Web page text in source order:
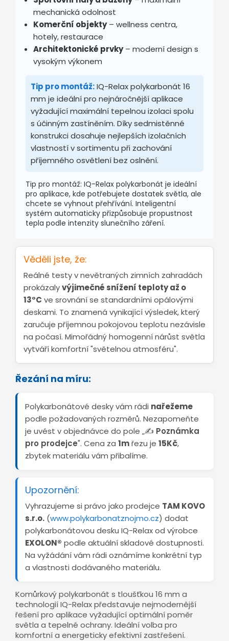
mechanická odolnost
Komerční objekty– wellness centra,
hotely, restaurace
Architektonické prvky– moderní design s
vysokým výkonem
Tip pro montáž:IQ-Relax polykarbonát 16
mm je ideální pro nejnáročnější aplikace
vyžadující maximální tepelnou izolaci spolu
s účinným zastíněním. Díky sedmistěnné
konstrukci dosahuje nejlepších izolačních
vlastností v sortimentu při zachování
příjemného osvětlení bez oslnění.
Tip pro montáž: IQ-Relax polykarbonát je ideální
pro aplikace, kde potřebujete dostatek světla, ale
chcete se vyhnout přehřívání. Inteligentní
systém automaticky přizpůsobuje propustnost
tepla podle intenzity slunečního záření.
Věděli jste, že:
Reálné testy v nevětraných zimních zahradách
prokázalyvýjimečné snížení teploty až o
13°C ve srovnání se standardními opálovými
deskami. To znamená vynikající výsledek, který
zaručuje příjemnou pokojovou teplotu nezávisle
na počasí. Mimořádný homogenní nárůst světla
vytváří komfortní "světelnou atmosféru".
Řezání na míru:
Polykarbonátové desky vám rádi nařežeme
podle požadovaných rozměrů. Nezapomeňte
je uvést v objednávce do pole „✍️ Poznámka
pro prodejce". Cena za 1mřezu je 15Kč,
zbytek materiálu vám přibalíme.
Upozornění:
Vyhrazujeme si právo jako prodejce TAM KOVO
s.r.o. (www.polykarbonatznojmo.cz) dodat
polykarbonátovou desku IQ-Relax od výrobce
EXOLON® podle aktuální skladové dostupnosti.
Na vyžádání vám rádi oznámíme konkrétní typ
a vlastnosti dodávaného materiálu.
Komůrkový polykarbonát s tloušťkou 16 mm a
technologií IQ-Relax představuje nejmodernější
řešení pro aplikace vyžadující optimální poměr
světla a tepelné ochrany. Ideální volba pro
komfortní a energeticky efektivní zastřešení.